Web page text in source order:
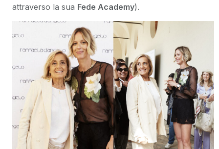
attraverso la sua Fede Academy).